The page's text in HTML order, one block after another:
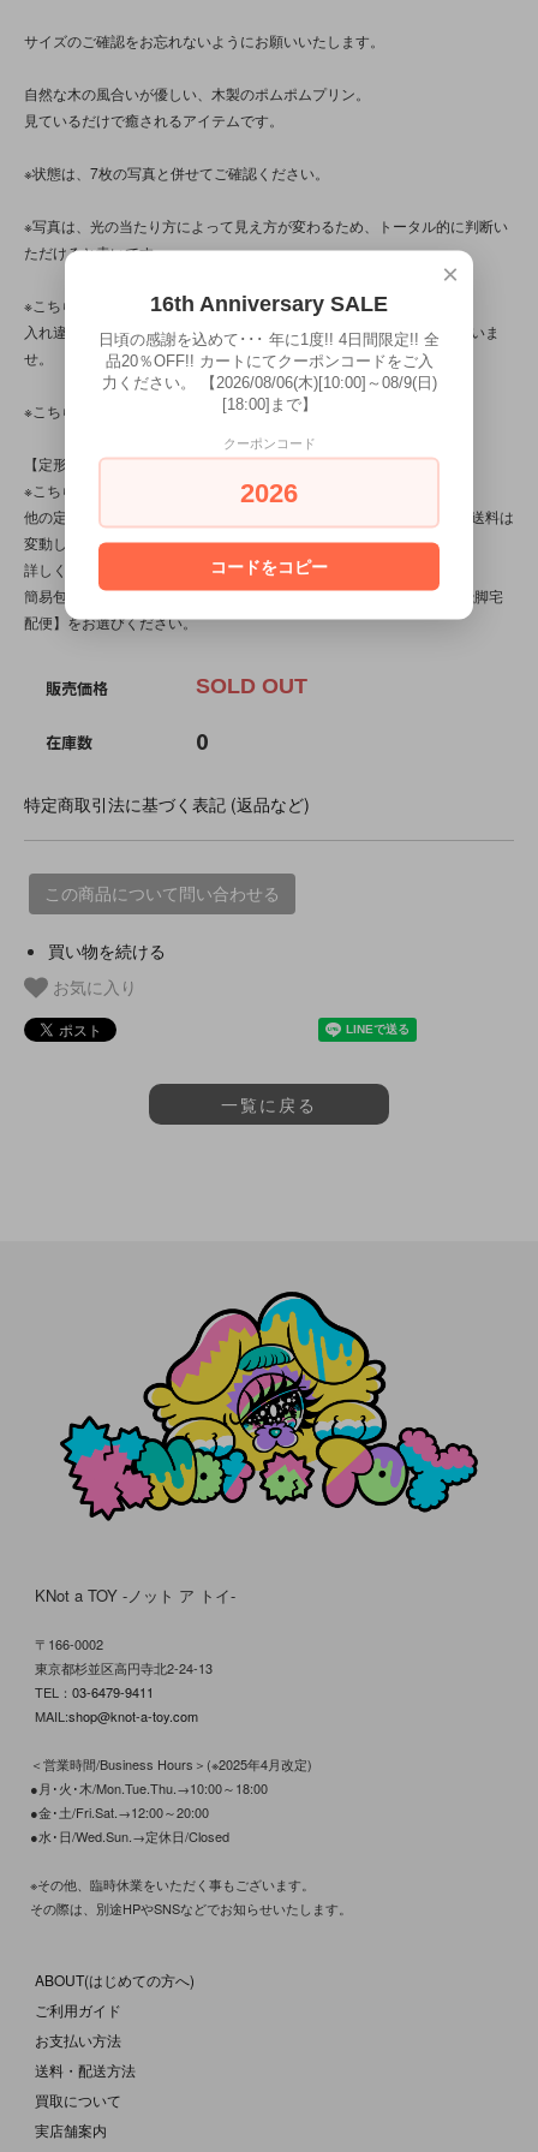
サイズのご確認をお忘れないようにお願いいたします。
自然な木の風合いが優しい、木製のポムポムプリン。
見ているだけで癒されるアイテムです。
※状態は、7枚の写真と併せてご確認ください。
※写真は、光の当たり方によって見え方が変わるため、トータル的に判断い
ただけると幸いです。
※こちらの商品は店頭でも販売しています。
入れ違いで完売してしまう場合がございます。その際はご容赦くださいま
せ。
※こちらの商品は、中古・ヴィンテージ品です。
【定形外対応商品】
※こちらの商品は【サイズ規格外・(9)～250gまで】です。
他の定形外対応商品と複数購入される場合は、サイズや重量によって送料は
変動します。送料は【最終注文確認書】で確定します。
詳しくは
をご覧ください。
簡易包装です。 パッケージダメージを気にされる方は【佐川急便・飛脚宅
配便】をお選びください。
販売価格 SOLD OUT
在庫数 0
特定商取引法に基づく表記 (返品など)
この商品について問い合わせる
買い物を続ける
お気に入り
一覧に戻る
KNot a TOY -ノット ア トイ-
〒166-0002
東京都杉並区高円寺北2-24-13
TEL： 03-6479-9411
MAIL:shop@knot-a-toy.com
＜営業時間/Business Hours＞(※2025年4月改定)
●月･火･木/Mon.Tue.Thu.→10:00～18:00
●金･土/Fri.Sat.→12:00～20:00
●水･日/Wed.Sun.→定休日/Closed
※その他、臨時休業をいただく事もございます。
その際は、別途HPやSNSなどでお知らせいたします。
ABOUT(はじめての方へ)
ご利用ガイド
お支払い方法
送料・配送方法
買取について
実店舗案内
×
16th Anniversary SALE
日頃の感謝を込めて･･･ 年に1度!! 4日間限定!! 全
品20％OFF!! カートにてクーポンコードをご入
力ください。 【2026/08/06(木)[10:00]～08/9(日)
[18:00]まで】
クーポンコード
2026
コードをコピー